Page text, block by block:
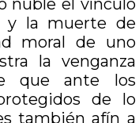
nuble el vínculo
y la muerte de
moral de uno
la venganza
que ante los
de lo
también afín a